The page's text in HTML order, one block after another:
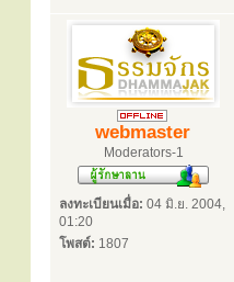
webmaster
Moderators-1
ลงทะเบียนเมื่อ: 04 มิ.ย. 2004,
01:20
โพสต์: 1807